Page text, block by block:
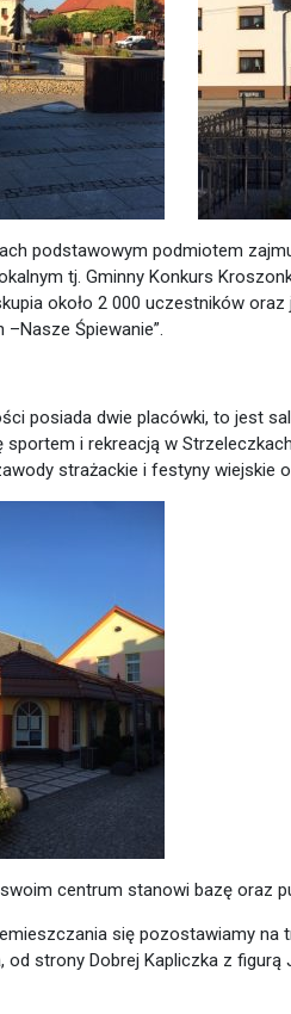
podstawowym podmiotem
tj. Gminny Konkurs
około 2 000 uczestników
–Nasze Śpiewanie”.
posiada dwie placówki, to jest
sportem i rekreacją w
strażackie i festyny wiejskie
centrum stanowi bazę oraz
się pozostawiamy na
od strony Dobrej Kapliczka z